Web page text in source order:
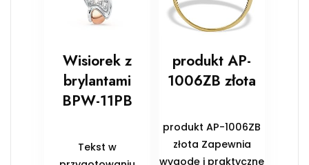
Wisiorek z
brylantami
BPW-11PB
Tekst w
produkt AP-
1006ZB złota
produkt AP-1006ZB
złota Zapewnia
wygodę i praktyczne